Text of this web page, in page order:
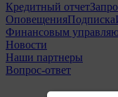
Кредитный отчет
ОповещенияПодписка
Финансовым
Новости
Наши партнеры
Вопрос-ответ